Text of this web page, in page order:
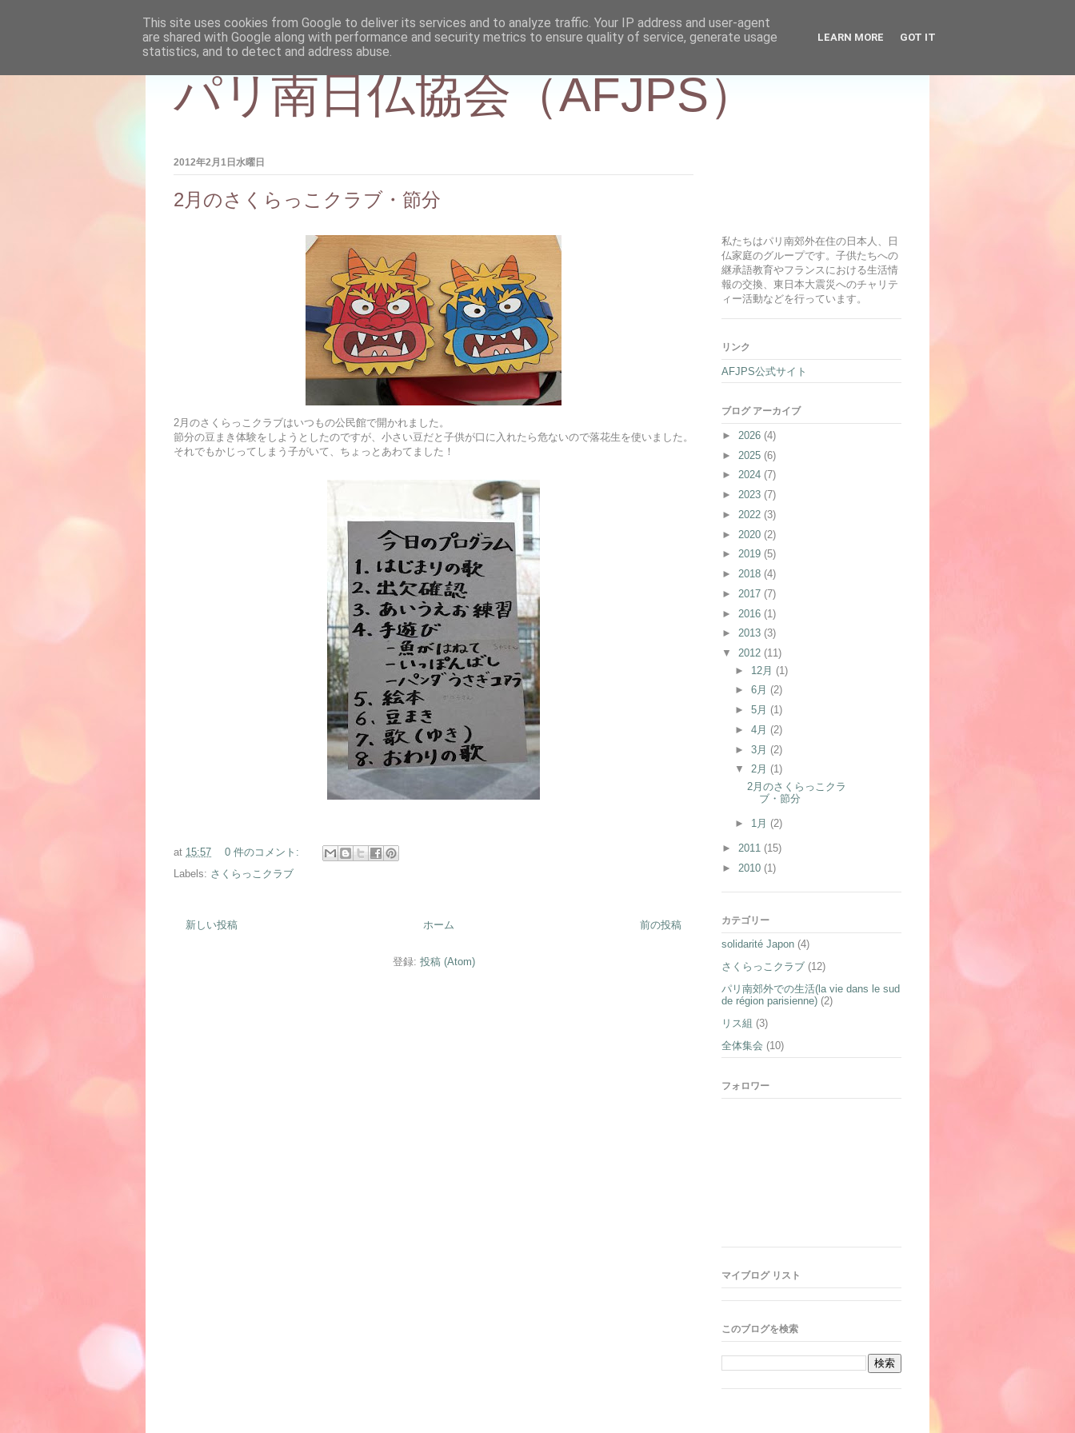
パリ南日仏協会（AFJPS）
2012年2月1日水曜日
2月のさくらっこクラブ・節分
2月のさくらっこクラブはいつもの公民館で開かれました。
節分の豆まき体験をしようとしたのですが、小さい豆だと子供が口に入れたら危ないので落花生を使いました。
それでもかじってしまう子がいて、ちょっとあわてました！
at 15:57
0 件のコメント:
Labels: さくらっこクラブ
新しい投稿 前の投稿
ホーム
登録: 投稿 (Atom)
私たちはパリ南郊外在住の日本人、日
仏家庭のグループです。子供たちへの
継承語教育やフランスにおける生活情
報の交換、東日本大震災へのチャリテ
ィー活動などを行っています。
リンク
AFJPS公式サイト
ブログ アーカイブ
► 2026 (4)
► 2025 (6)
► 2024 (7)
► 2023 (7)
► 2022 (3)
► 2020 (2)
► 2019 (5)
► 2018 (4)
► 2017 (7)
► 2016 (1)
► 2013 (3)
▼ 2012 (11)
► 12月 (1)
► 6月 (2)
► 5月 (1)
► 4月 (2)
► 3月 (2)
▼ 2月 (1)
2月のさくらっこクラ
ブ・節分
► 1月 (2)
► 2011 (15)
► 2010 (1)
カテゴリー
solidarité Japon (4)
さくらっこクラブ (12)
パリ南郊外での生活(la vie dans le sud
de région parisienne) (2)
リス組 (3)
全体集会 (10)
フォロワー
マイブログ リスト
このブログを検索
This site uses cookies from Google to deliver its services and to analyze traffic. Your IP address and user-agent
are shared with Google along with performance and security metrics to ensure quality of service, generate usage
statistics, and to detect and address abuse.
LEARN MORE GOT IT